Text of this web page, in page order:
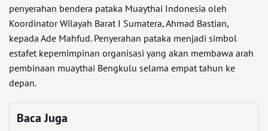
penyerahan bendera pataka Muaythai Indonesia oleh
Koordinator Wilayah Barat I Sumatera, Ahmad Bastian,
kepada Ade Mahfud. Penyerahan pataka menjadi simbol
estafet kepemimpinan organisasi yang akan membawa arah
pembinaan muaythai Bengkulu selama empat tahun ke
depan.
Baca Juga